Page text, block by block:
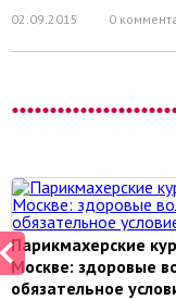
02.09.2015 0
Парикмахерские
Москве: здоровые
обязательное